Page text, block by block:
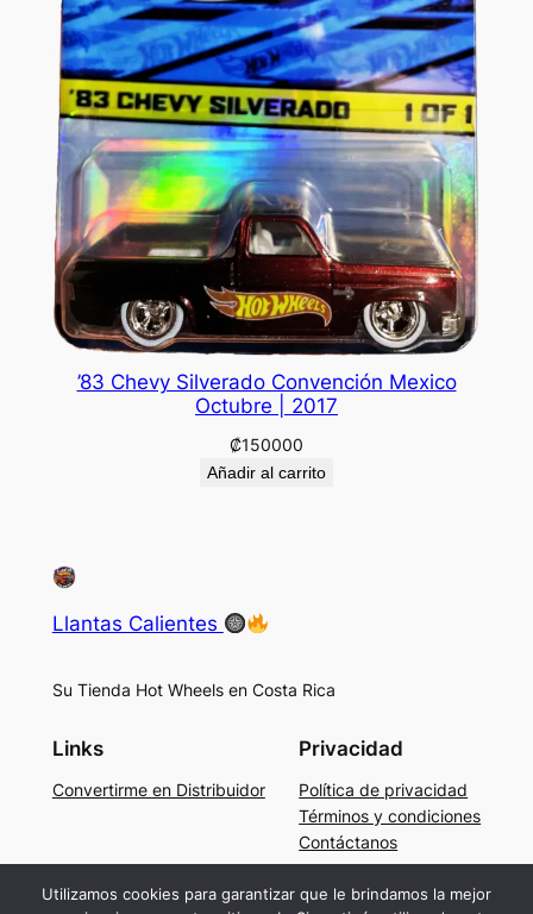
’83 Chevy Silverado Convención Mexico
Octubre | 2017
₡150000
Añadir al carrito
Llantas Calientes
Su Tienda Hot Wheels en Costa Rica
Links
Convertirme en Distribuidor
Privacidad
Política de privacidad
Términos y condiciones
Contáctanos
Social
Utilizamos cookies para garantizar que le brindamos la mejor